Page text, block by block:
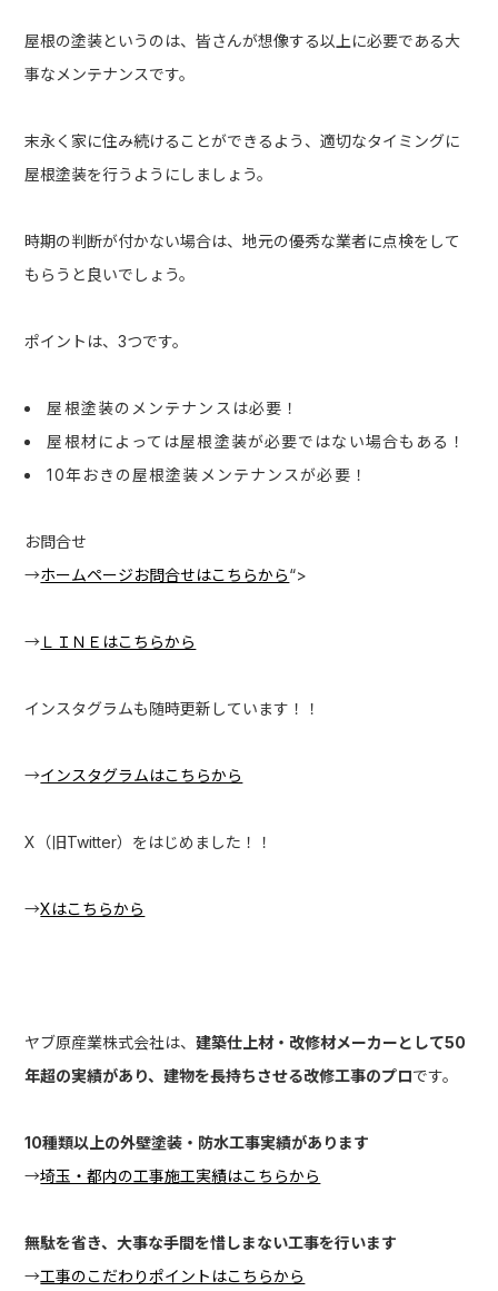
屋根の塗装というのは、皆さんが想像する以上に必要である大
事なメンテナンスです。
末永く家に住み続けることができるよう、適切なタイミングに
屋根塗装を行うようにしましょう。
時期の判断が付かない場合は、地元の優秀な業者に点検をして
もらうと良いでしょう。
ポイントは、3つです。
屋根塗装のメンテナンスは必要！
屋根材によっては屋根塗装が必要ではない場合もある！
10年おきの屋根塗装メンテナンスが必要！
お問合せ
→ホームページお問合せはこちらから“>
→ ＬＩＮＥはこちらから
インスタグラムも随時更新しています！！
→インスタグラムはこちらから
X（旧Twitter）をはじめました！！
→Xはこちらから
ヤブ原産業株式会社は、建築仕上材・改修材メーカーとして50
年超の実績があり、建物を長持ちさせる改修工事のプロです。
10種類以上の外壁塗装・防水工事実績があります
→埼玉・都内の工事施工実績はこちらから
無駄を省き、大事な手間を惜しまない工事を行います
→工事のこだわりポイントはこちらから